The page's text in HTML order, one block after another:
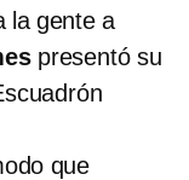
la gente a
presentó su
que